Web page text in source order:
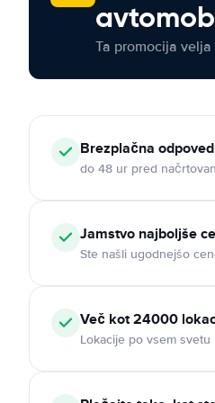
Ta promocija
Brezplačna odpoved
do 48 ur pred
Jamstvo najboljše
Ste našli ugodnejšo
Več kot 24000
Lokacije po vsem svetu